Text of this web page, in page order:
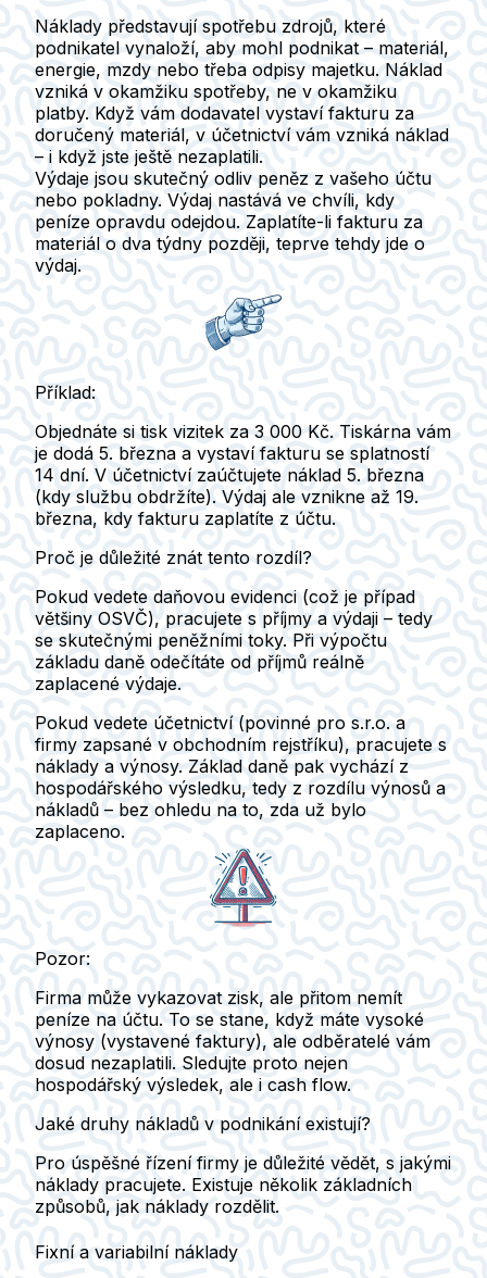
Náklady představují spotřebu zdrojů, které
podnikatel vynaloží, aby mohl podnikat – materiál,
energie, mzdy nebo třeba odpisy majetku. Náklad
vzniká v okamžiku spotřeby, ne v okamžiku
platby. Když vám dodavatel vystaví fakturu za
doručený materiál, v účetnictví vám vzniká náklad
– i když jste ještě nezaplatili.
Výdaje jsou skutečný odliv peněz z vašeho účtu
nebo pokladny. Výdaj nastává ve chvíli, kdy
peníze opravdu odejdou. Zaplatíte-li fakturu za
materiál o dva týdny později, teprve tehdy jde o
výdaj.
Příklad:
Objednáte si tisk vizitek za 3 000 Kč. Tiskárna vám
je dodá 5. března a vystaví fakturu se splatností
14 dní. V účetnictví zaúčtujete náklad 5. března
(kdy službu obdržíte). Výdaj ale vznikne až 19.
března, kdy fakturu zaplatíte z účtu.
Proč je důležité znát tento rozdíl?
Pokud vedete daňovou evidenci (což je případ
většiny OSVČ), pracujete s příjmy a výdaji – tedy
se skutečnými peněžními toky. Při výpočtu
základu daně odečítáte od příjmů reálně
zaplacené výdaje.
Pokud vedete účetnictví(povinné pro s.r.o. a
firmy zapsané v obchodním rejstříku), pracujete s
náklady a výnosy. Základ daně pak vychází z
hospodářského výsledku, tedy z rozdílu výnosů a
nákladů – bez ohledu na to, zda už bylo
zaplaceno.
Pozor:
Firma může vykazovat zisk, ale přitom nemít
peníze na účtu. To se stane, když máte vysoké
výnosy (vystavené faktury), ale odběratelé vám
dosud nezaplatili. Sledujte proto nejen
hospodářský výsledek, ale i cash flow.
Jaké druhy nákladů v podnikání existují?
Pro úspěšné řízení firmy je důležité vědět, s jakými
náklady pracujete. Existuje několik základních
způsobů, jak náklady rozdělit.
Fixní a variabilní náklady